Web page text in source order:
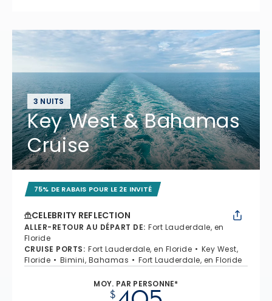
3 NUITS
Key West & Bahamas
Cruise
75% DE RABAIS POUR LE 2E INVITÉ
CELEBRITY REFLECTION
ALLER-RETOUR AU DÉPART DE: Fort Lauderdale, en
Floride
CRUISE PORTS: Fort Lauderdale, en Floride
Key West,
Floride
Bimini, Bahamas Fort Lauderdale, en Floride
MOY. PAR PERSONNE*
$